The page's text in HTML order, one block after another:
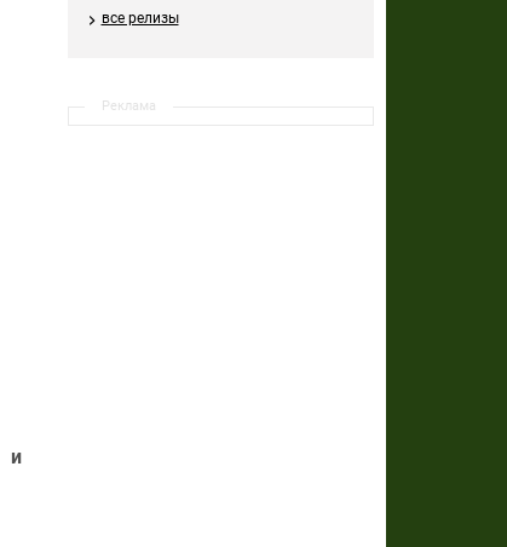
все релизы
Реклама
и